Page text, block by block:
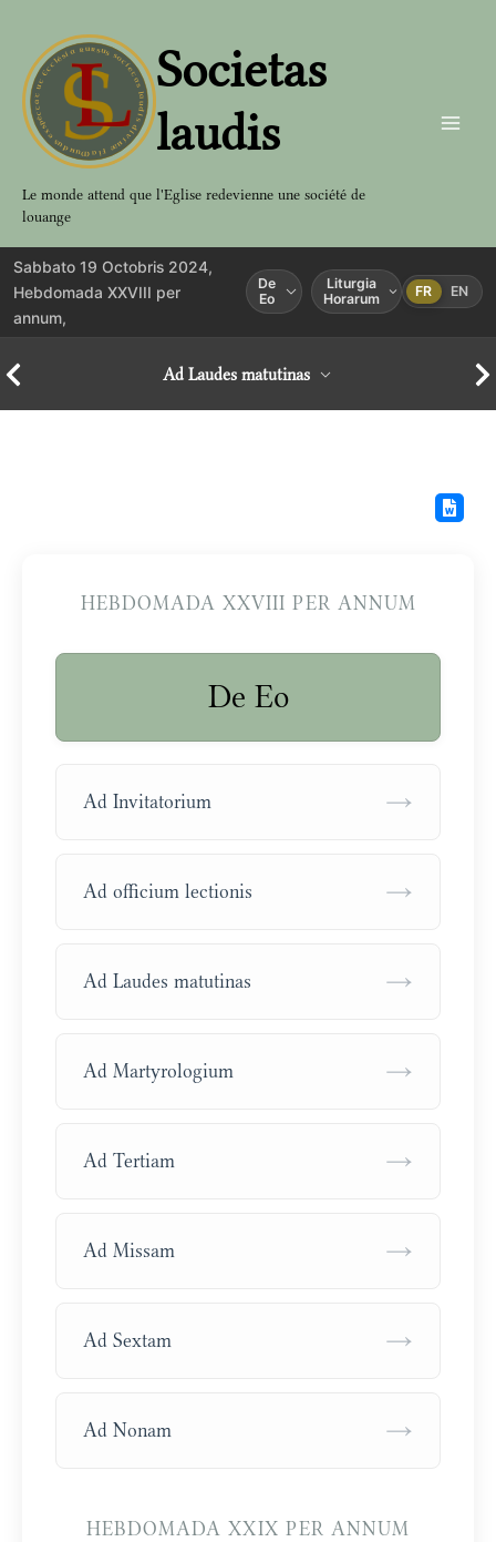
contenu
Societas
laudis
Le monde attend que l'Eglise redevienne une société de
louange
Sabbato 19 Octobris 2024,
Hebdomada XXVIII per
annum,
De
Eo
Liturgia
Horarum
FR EN
Ad Laudes matutinas
HEBDOMADA XXVIII PER ANNUM
De Eo
Ad Invitatorium →
Ad officium lectionis →
Ad Laudes matutinas →
Ad Martyrologium →
Ad Tertiam →
Ad Missam →
Ad Sextam →
Ad Nonam →
HEBDOMADA XXIX PER ANNUM